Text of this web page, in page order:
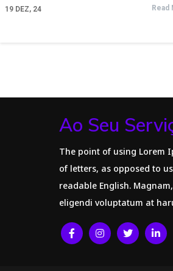
19 DEZ, 24 Read
Ao Seu
The point of using Lorem
of letters, as opposed to
readable English.
eligendi voluptatum at